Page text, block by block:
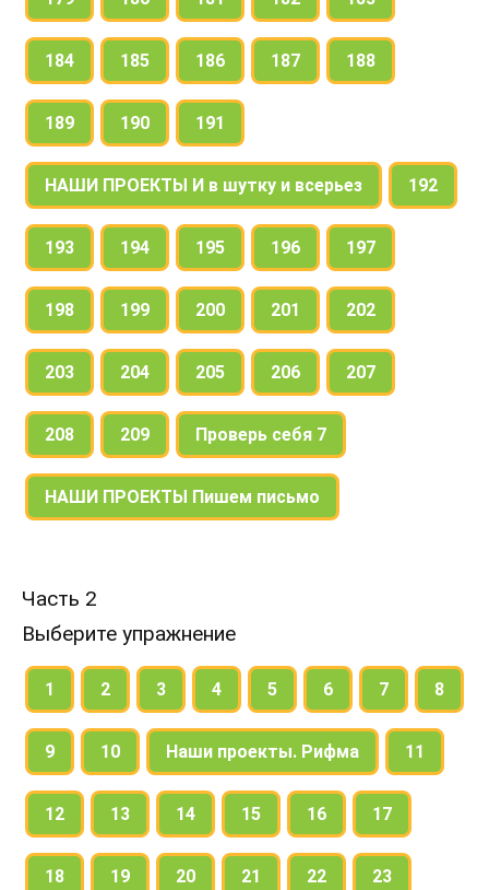
184 185 186 187 188
189 190 191
НАШИ ПРОЕКТЫ И в шутку и всерьез 192
193 194 195 196 197
198 199 200 201 202
203 204 205 206 207
208 209 Проверь себя 7
НАШИ ПРОЕКТЫ Пишем письмо
Часть 2
Выберите упражнение
1 2 3 4 5 6 7 8
9 10 Наши проекты. Рифма 11
12 13 14 15 16 17
18 19 20 21 22 23